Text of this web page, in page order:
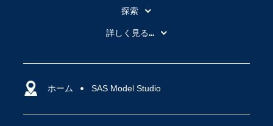
ホーム SAS Model Studio
探索
My SAS
SASを選ぶ理由
アクセシビリティ
詳しく見る...
クラウド・コンピューティング